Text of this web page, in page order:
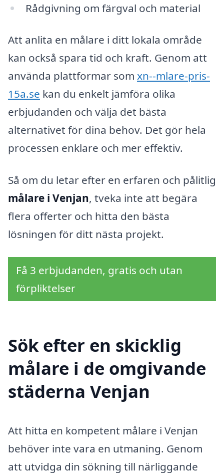
Rådgivning om färgval och material
Att anlita en målare i ditt lokala område
kan också spara tid och kraft. Genom att
använda plattformar som xn--mlare-pris-
15a.se kan du enkelt jämföra olika
erbjudanden och välja det bästa
alternativet för dina behov. Det gör hela
processen enklare och mer effektiv.
Så om du letar efter en erfaren och pålitlig
målare i Venjan, tveka inte att begära
flera offerter och hitta den bästa
lösningen för ditt nästa projekt.
Få 3 erbjudanden, gratis och utan
förpliktelser
Sök efter en skicklig
målare i de omgivande
städerna Venjan
Att hitta en kompetent målare i Venjan
behöver inte vara en utmaning. Genom
att utvidga din sökning till närliggande